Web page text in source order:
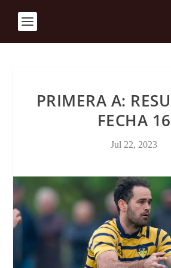
PRIMERA A:
FECHA 16
Jul 22, 2023